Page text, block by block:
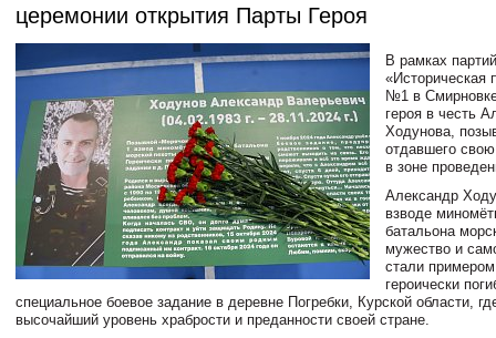
церемонии открытия Парты Героя
В рамках
«Историческая
№1 в
героя в честь
Ходунова,
отдавшего
в зоне
Александр
взводе
батальона
мужество и
стали
героически
специальное боевое задание в деревне Погребки, Курской области,
высочайший уровень храбрости и преданности своей стране.